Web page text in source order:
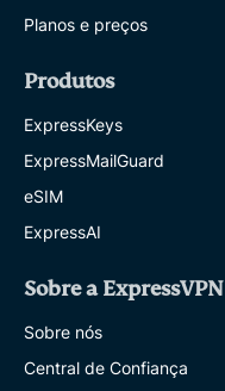
Planos e preços
Produtos
ExpressKeys
ExpressMailGuard
eSIM
ExpressAI
Sobre a ExpressVPN
Sobre nós
Central de Confiança